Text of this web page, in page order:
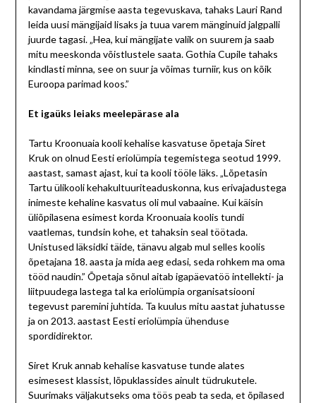
kavandama järgmise aasta tegevuskava, tahaks Lauri Rand
leida uusi mängijaid lisaks ja tuua varem mänginuid jalgpalli
juurde tagasi. „Hea, kui mängijate valik on suurem ja saab
mitu meeskonda võistlustele saata. Gothia Cupile tahaks
kindlasti minna, see on suur ja võimas turniir, kus on kõik
Euroopa parimad koos.”
Et igaüks leiaks meelepärase ala
Tartu Kroonuaia kooli kehalise kasvatuse õpetaja Siret
Kruk on olnud Eesti eriolümpia tegemistega seotud 1999.
aastast, samast ajast, kui ta kooli tööle läks. „Lõpetasin
Tartu ülikooli kehakultuuriteaduskonna, kus erivajadustega
inimeste kehaline kasvatus oli mul vabaaine. Kui käisin
üliõpilasena esimest korda Kroonuaia koolis tundi
vaatlemas, tundsin kohe, et tahaksin seal töötada.
Unistused läksidki täide, tänavu algab mul selles koolis
õpetajana 18. aasta ja mida aeg edasi, seda rohkem ma oma
tööd naudin.” Õpetaja sõnul aitab igapäevatöö intellekti- ja
liitpuudega lastega tal ka eriolümpia organisatsiooni
tegevust paremini juhtida. Ta kuulus mitu aastat juhatusse
ja on 2013. aastast Eesti eriolümpia ühenduse
spordidirektor.
Siret Kruk annab kehalise kasvatuse tunde alates
esimesest klassist, lõpuklassides ainult tüdrukutele.
Suurimaks väljakutseks oma töös peab ta seda, et õpilased